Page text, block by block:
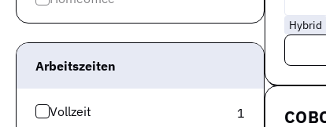
Arbeitszeiten
Vollzeit 1
Hybrid